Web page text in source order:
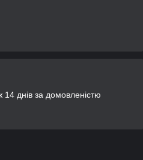
днів за домовленістю